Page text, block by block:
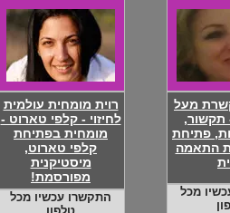
מעל
- תקשור,
פתיחת
התאמה
מכל
רוית מומחית עולמית
לחיזוי - קלפי טארוט -
מומחית בפתיחת
קלפי טארוט,
מיסטיקנית
מפורסמת!
התקשרו עכשיו מכל